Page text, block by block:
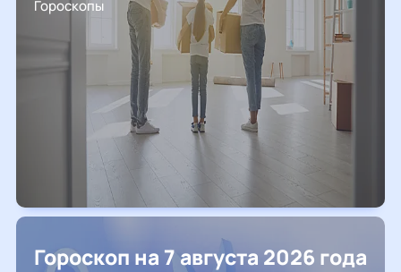
Гороскопы
Гороскоп на 7 августа 2026 года